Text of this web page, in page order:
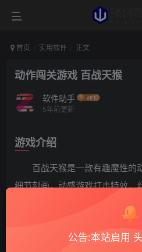
首页 实用软件 正文
动作闯关游戏 百战天猴
软件助手
5年前更新
游戏介绍
百战天猴是一款有趣魔性的
细节刻画，动感游戏打击特效，
的人物游戏技能，超强游戏可
中体验更具挑战的玩法，已解锁
公告:本站启用